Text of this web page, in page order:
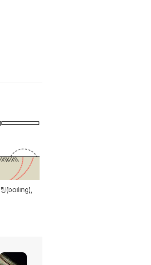
(boiling),